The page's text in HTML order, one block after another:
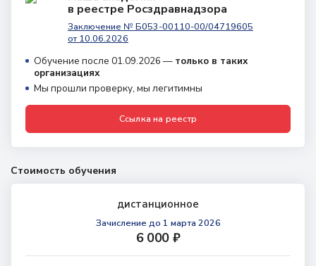
в реестре Росздравнадзора
Заключение № Б053-00110-00/04719605
от 10.06.2026
Обучение после 01.09.2026 — только в таких
организациях
Мы прошли проверку, мы легитимны
Ссылка на реестр
Стоимость обучения
дистанционное
Зачисление до 1 марта 2026
6 000 ₽